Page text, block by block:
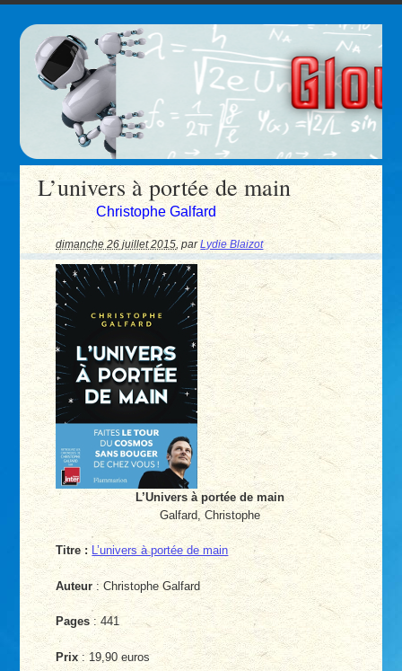
L’univers à portée de main
Christophe Galfard
dimanche 26 juillet 2015 ,parLydie Blaizot
L’Univers à portée de main
Galfard, Christophe
Titre : L’univers à portée de main
Auteur : Christophe Galfard
Pages: 441
Prix: 19,90 euros